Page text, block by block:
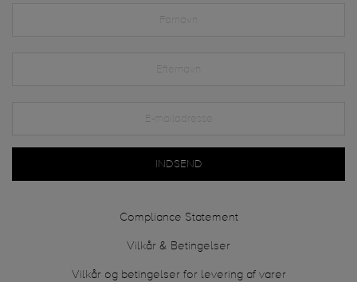
INDSEND
Compliance Statement
Vilkår & Betingelser
Vilkår og betingelser for levering af varer